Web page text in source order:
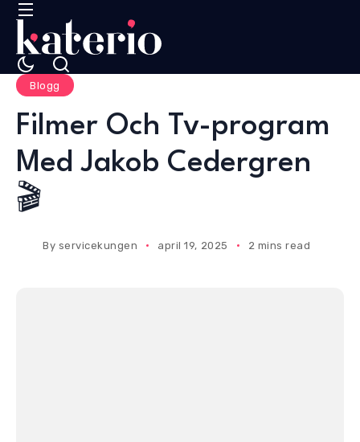
Blogg
Filmer Och Tv-program
Med Jakob Cedergren
🎬
By servicekungen april 19, 2025 2 mins read